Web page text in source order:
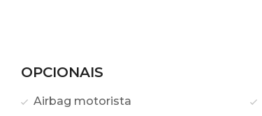
OPCIONAIS
Airbag motorista